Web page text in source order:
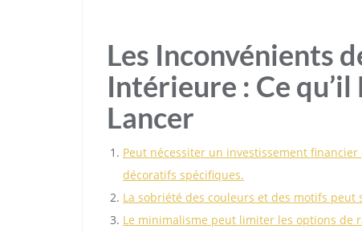
Les Inconvénients
Intérieure : Ce
Lancer
Peut nécessiter un investissement
décoratifs spécifiques.
La sobriété des couleurs et des motifs
Le minimalisme peut limiter les options de